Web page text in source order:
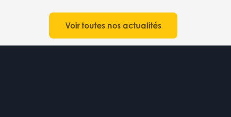
Voir toutes nos actualités